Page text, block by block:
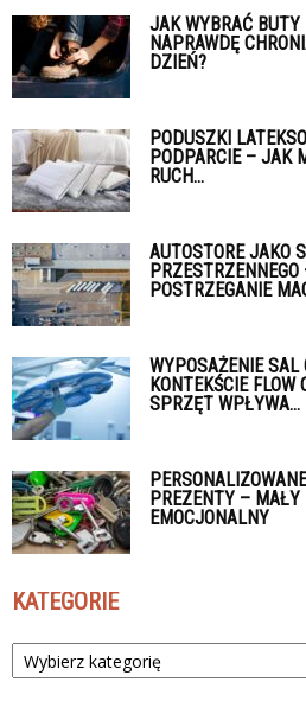
JAK WYBRAĆ BUTY
NAPRAWDĘ
DZIEŃ?
PODUSZKI
PODPARCIE – JAK
RUCH...
AUTOSTORE JAKO
POSTRZEGANIE
WYPOSAŻENIE SAL
KONTEKŚCIE
SPRZĘT WPŁYWA...
PREZENTY – MAŁY
EMOCJONALNY
KATEGORIE
Kategorie